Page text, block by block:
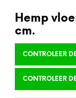
Hemp
cm.
CONTROLEER
CONTROLEER